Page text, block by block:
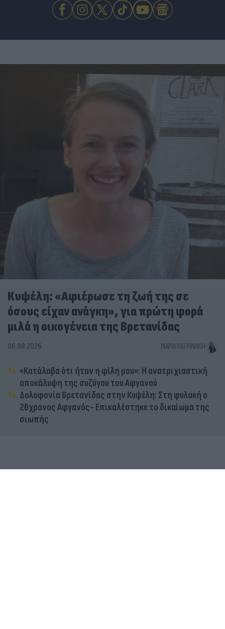
Κυψέλη: «Αφιέρωσε τη ζωή της σε
όσους είχαν ανάγκη», για πρώτη φορά
μιλά η οικογένεια της Βρετανίδας
06.08.2026 ΜΑΡΊΑ ΚΑΤΡΙΝΆΚΗ
«Κατάλαβα ότι ήταν η φίλη μου»: Η ανατριχιαστική
αποκάλυψη της συζύγου του Αφγανού
Δολοφονία Βρετανίδας στην Κυψέλη: Στη φυλακή ο
26χρονος Αφγανός- Επικαλέστηκε το δικαίωμα της
σιωπής